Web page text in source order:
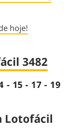
hoje!
3482
- 15 - 17 - 19
Lotofácil